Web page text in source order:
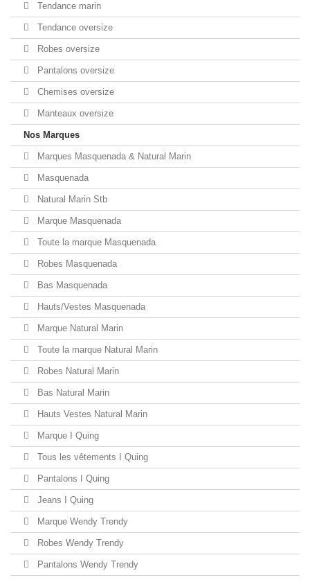
Tendance marin
Tendance oversize
Robes oversize
Pantalons oversize
Chemises oversize
Manteaux oversize
Nos Marques
Marques Masquenada & Natural Marin
Masquenada
Natural Marin Stb
Marque Masquenada
Toute la marque Masquenada
Robes Masquenada
Bas Masquenada
Hauts/Vestes Masquenada
Marque Natural Marin
Toute la marque Natural Marin
Robes Natural Marin
Bas Natural Marin
Hauts Vestes Natural Marin
Marque I Quing
Tous les vêtements I Quing
Pantalons I Quing
Jeans I Quing
Marque Wendy Trendy
Robes Wendy Trendy
Pantalons Wendy Trendy